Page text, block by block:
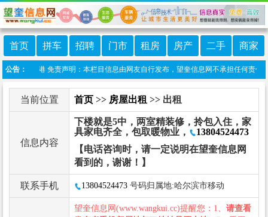
首页 拼车 招聘 门市 租房 房产 二手 商家
公告：
望奎信息港 免责声明：本栏目信息由网友自行发布，望奎信息网不承担任何责任
当前位置 首页 >> 房屋出租 >> 出租
信息内容
下楼就是5中，两室精装修，拎包入住，家
具家电齐全，包取暖物业，
13804524473
【电话咨询时，请一定说明在望奎信息网
看到的，谢谢！】
联系手机 13804524473 号码归属地:哈尔滨市移动
望奎信息网(www.wangkui.cc)提醒您：1、 请查看